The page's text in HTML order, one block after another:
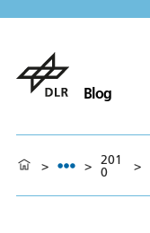
Blog
> > 201
0 >